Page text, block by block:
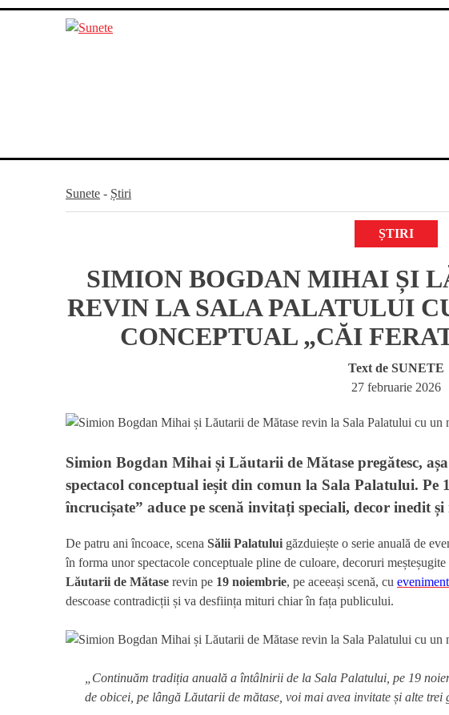
Sunete - Știri
ȘTIRI
SIMION BOGDAN MIHAI ȘI
REVIN LA SALA PALATULUI
CONCEPTUAL „CĂI
Text de SUNETE
27 februarie 2026
Simion Bogdan Mihai și Lăutarii de Mătase pregătesc,
spectacol conceptual ieșit din comun la Sala Palatului. Pe
încrucișate” aduce pe scenă invitați speciali, decor inedit
De patru ani încoace, scena Sălii Palatului găzduiește o serie anuală de
în forma unor spectacole conceptuale pline de culoare, decoruri
Lăutarii de Mătase revin pe 19 noiembrie, pe aceeași scenă, cu
descoase contradicții și va desființa mituri chiar în fața publicului.
„Continuăm tradiția anuală a întâlnirii de la Sala Palatului, pe 19
de obicei, pe lângă Lăutarii de mătase, voi mai avea invitate și alte